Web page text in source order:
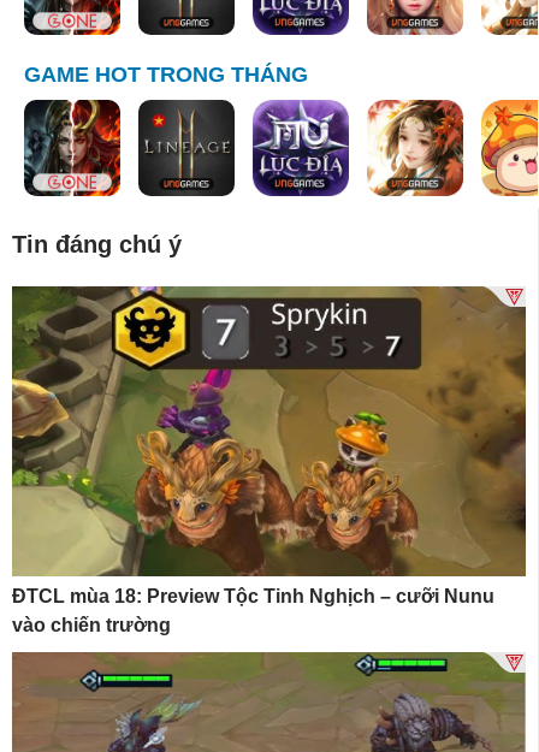
GAME HOT TRONG THÁNG
Tin đáng chú ý
ĐTCL mùa 18: Preview Tộc Tinh Nghịch – cưỡi Nunu
vào chiến trường